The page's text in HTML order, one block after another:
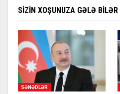
SIZIN XOŞUNUZA GƏLƏ BILƏR
SƏNƏDLƏR